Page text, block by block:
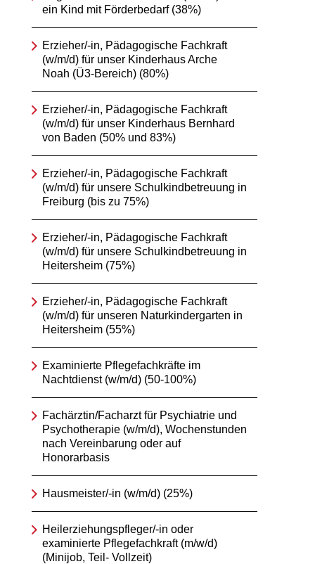
ein Kind mit Förderbedarf (38%)
Erzieher/-in, Pädagogische Fachkraft
(w/m/d) für unser Kinderhaus Arche
Noah (Ü3-Bereich) (80%)
Erzieher/-in, Pädagogische Fachkraft
(w/m/d) für unser Kinderhaus Bernhard
von Baden (50% und 83%)
Erzieher/-in, Pädagogische Fachkraft
(w/m/d) für unsere Schulkindbetreuung in
Freiburg (bis zu 75%)
Erzieher/-in, Pädagogische Fachkraft
(w/m/d) für unsere Schulkindbetreuung in
Heitersheim (75%)
Erzieher/-in, Pädagogische Fachkraft
(w/m/d) für unseren Naturkindergarten in
Heitersheim (55%)
Examinierte Pflegefachkräfte im
Nachtdienst (w/m/d) (50-100%)
Fachärztin/Facharzt für Psychiatrie und
Psychotherapie (w/m/d), Wochenstunden
nach Vereinbarung oder auf
Honorarbasis
Hausmeister/-in (w/m/d) (25%)
Heilerziehungspfleger/-in oder
examinierte Pflegefachkraft (m/w/d)
(Minijob, Teil- Vollzeit)